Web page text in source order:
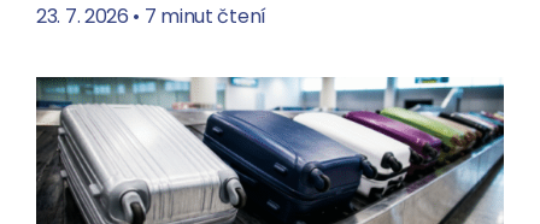
23. 7. 2026 • 7 minut čtení